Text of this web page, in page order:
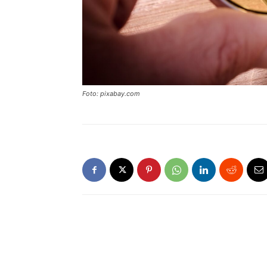
Foto: pixabay.com